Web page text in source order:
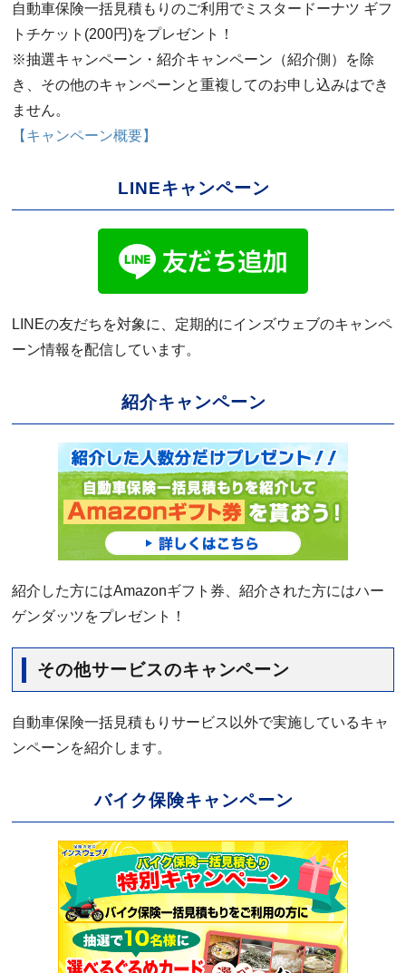
自動車保険一括見積もりのご利用でミスタードーナツ ギフ
トチケット(200円)をプレゼント！
※抽選キャンペーン・紹介キャンペーン（紹介側）を除
き、その他のキャンペーンと重複してのお申し込みはでき
ません。
【キャンペーン概要】
LINEキャンペーン
LINEの友だちを対象に、定期的にインズウェブのキャンペ
ーン情報を配信しています。
紹介キャンペーン
紹介した方にはAmazonギフト券、紹介された方にはハー
ゲンダッツをプレゼント！
その他サービスのキャンペーン
自動車保険一括見積もりサービス以外で実施しているキャ
ンペーンを紹介します。
バイク保険キャンペーン